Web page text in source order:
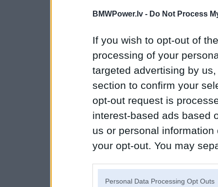
BMWPower.lv - Do Not Process
If you wish to opt-out of
processing of your
targeted advertising by
section to confirm your
opt-out request is
interest-based ads based
us or personal
your opt-out. You may
Personal Data Processing Opt Outs